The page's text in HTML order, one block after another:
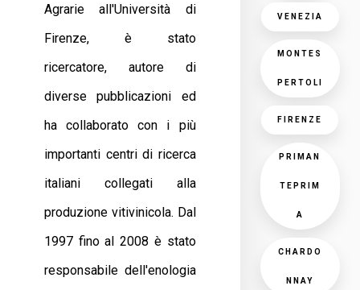
Agrarie all'Università di
Firenze, è stato
ricercatore, autore di
diverse pubblicazioni ed
ha collaborato con i più
importanti centri di ricerca
italiani collegati alla
produzione vitivinicola. Dal
1997 fino al 2008 è stato
responsabile dell'enologia
VENEZIA
MONTES
PERTOLI
FIRENZE
PRIMAN
TEPRIM
A
CHARDO
NNAY